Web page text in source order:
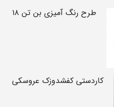
طرح رنگ آمیزی بن تن ۱۸
کاردستی کفشدوزک عروسکی